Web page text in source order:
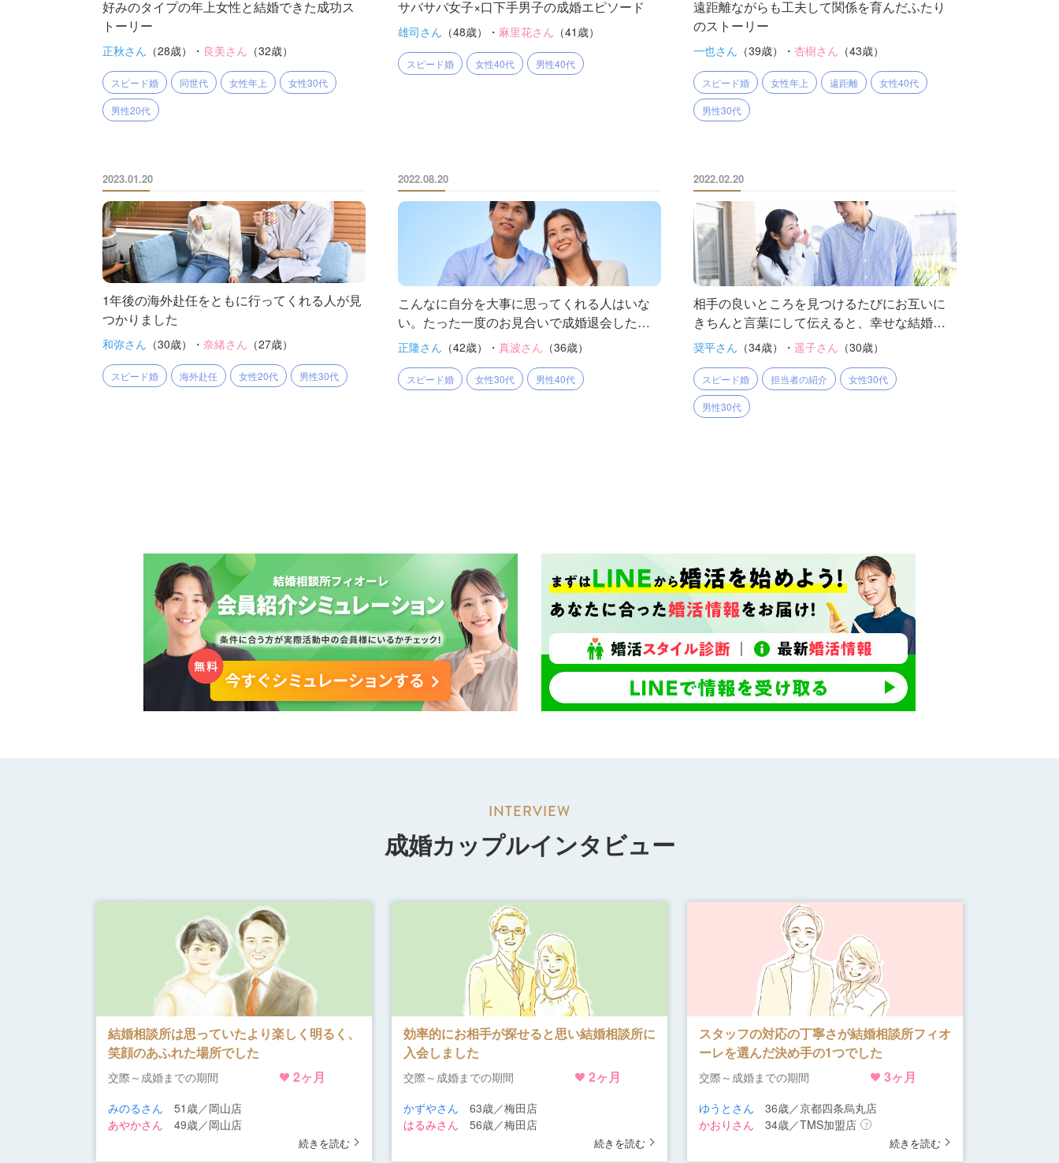
好みのタイプの年上女性と結婚できた成功ス
トーリー
正秋さん （28歳）・ 良美さん （32歳）
スピード婚 同世代 女性年上 女性30代
男性20代
サバサバ女子×口下手男子の成婚エピソード
雄司さん （48歳）・ 麻里花さん （41歳）
スピード婚 女性40代 男性40代
遠距離ながらも工夫して関係を育んだふたり
のストーリー
一也さん （39歳）・ 杏樹さん （43歳）
スピード婚 女性年上 遠距離 女性40代
男性30代
2023.01.20
1年後の海外赴任をともに行ってくれる人が見
つかりました
和弥さん （30歳）・ 奈緒さん （27歳）
スピード婚 海外赴任 女性20代 男性30代
2022.08.20
こんなに自分を大事に思ってくれる人はいな
い。たった一度のお見合いで成婚退会したエ
ピソード
正隆さん （42歳）・ 真波さん （36歳）
スピード婚 女性30代 男性40代
2022.02.20
相手の良いところを見つけるたびにお互いに
きちんと言葉にして伝えると、幸せな結婚が
できるというエピソード
奨平さん （34歳）・ 遥子さん （30歳）
スピード婚 担当者の紹介 女性30代
男性30代
成婚カップルインタビュー
結婚相談所は思っていたより楽しく明るく、
笑顔のあふれた場所でした
交際～成婚までの期間 2ヶ月
みのるさん 51歳／岡山店
あやかさん 49歳／岡山店
続きを読む
効率的にお相手が探せると思い結婚相談所に
入会しました
交際～成婚までの期間 2ヶ月
かずやさん 63歳／梅田店
はるみさん 56歳／梅田店
続きを読む
スタッフの対応の丁寧さが結婚相談所フィオ
ーレを選んだ決め手の1つでした
交際～成婚までの期間 3ヶ月
ゆうとさん 36歳／京都四条烏丸店
かおりさん 34歳／TMS加盟店 ？
続きを読む